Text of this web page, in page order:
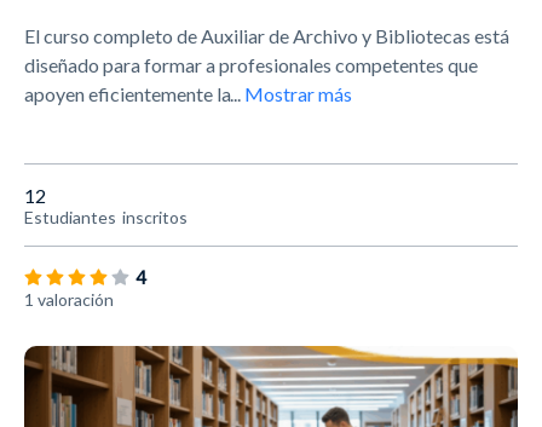
El curso completo de Auxiliar de Archivo y Bibliotecas está
diseñado para formar a profesionales competentes que
apoyen eficientemente la... Mostrar más
12
Estudiantes inscritos
4
1 valoración